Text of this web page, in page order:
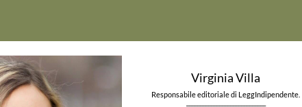
Virginia Villa
Responsabile editoriale di LeggIndipendente.
_____________________________